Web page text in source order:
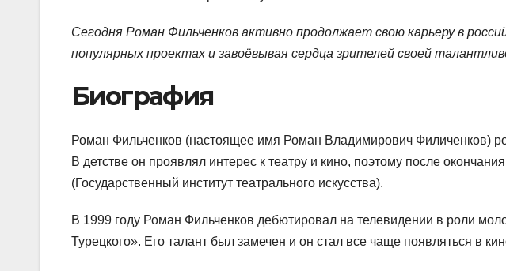
Сегодня Роман Фильченков активно продолжает свою карьеру в
популярных проектах и завоёвывая сердца зрителей своей
Биография
Роман Фильченков (настоящее имя Роман Владимирович Филиченков)
В детстве он проявлял интерес к театру и кино, поэтому после
(Государственный институт театрального искусства).
В 1999 году Роман Фильченков дебютировал на телевидении в роли
Турецкого». Его талант был замечен и он стал все чаще появляться в